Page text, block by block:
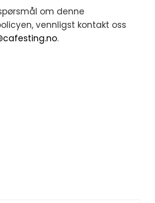
om denne
vennligst kontakt oss
.